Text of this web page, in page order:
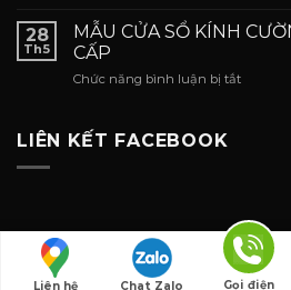
VÂN
&
CỬA
SỐ
KÍNH
28
Th5
MẪU CỬA SỔ KÍNH
CẤP
Chức năng bình luận bị tắtở
CAO
CẤP
LIÊN KẾT FACEBOOK
Copyright 2026 ©
Liên hệ Chat Zalo Gọi điện